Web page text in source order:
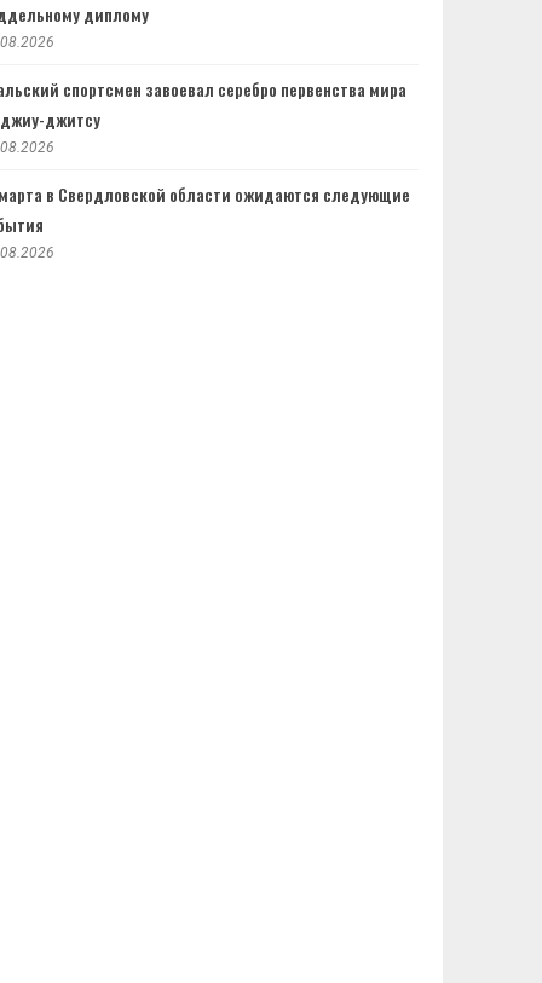
диплому
спортсмен завоевал серебро первенства мира
джитсу
в Свердловской области ожидаются следующие